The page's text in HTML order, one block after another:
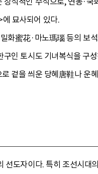
묘사되어 있다.
화蜜花·마노瑪瑙 등의 보
인 토시도 기녀복식을 구
겉을 씌운 당혜唐鞋나
선도자이다. 특히 조선시